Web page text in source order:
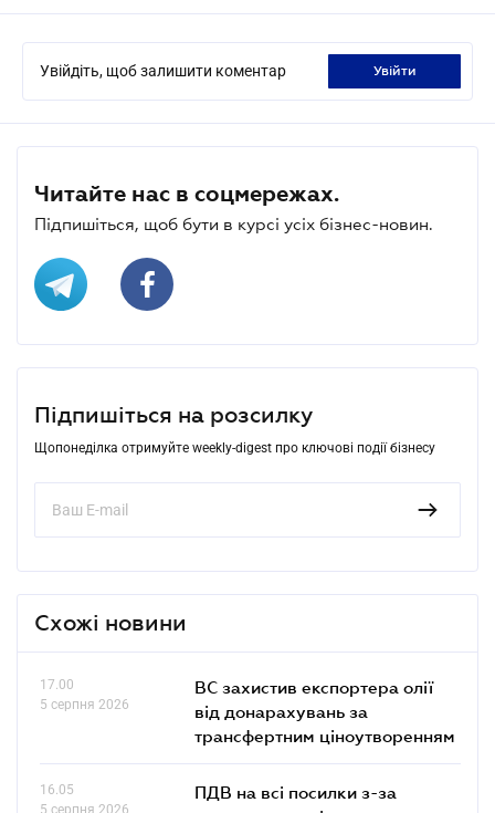
Увійдіть, щоб залишити коментар увійти
Читайте нас в соцмережах.
Підпишіться, щоб бути в курсі усіх бізнес-новин.
Підпишіться на розсилку
Щопонеділка отримуйте weekly-digest про ключові події бізнесу
Схожі новини
17.00
5 серпня 2026
ВС захистив експортера олії
від донарахувань за
трансфертним ціноутворенням
16.05
5 серпня 2026
ПДВ на всі посилки з-за